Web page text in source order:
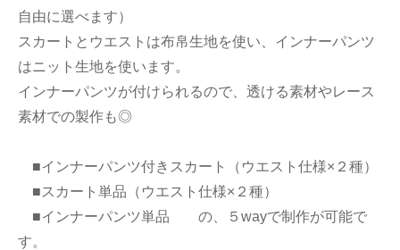
自由に選べます）
スカートとウエストは布帛生地を使い、インナーパンツ
はニット生地を使います。
インナーパンツが付けられるので、透ける素材やレース
素材での製作も◎
■インナーパンツ付きスカート（ウエスト仕様×２種）
■スカート単品（ウエスト仕様×２種）
■インナーパンツ単品 の、５wayで制作が可能で
す。